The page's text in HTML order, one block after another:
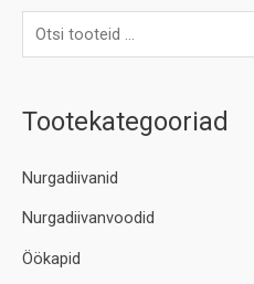
Tootekategooriad
Nurgadiivanid
Nurgadiivanvoodid
Öökapid